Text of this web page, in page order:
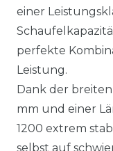
einer
perfekte
Leistung.
Dank der
mm und einer
1200 extrem
selbst auf